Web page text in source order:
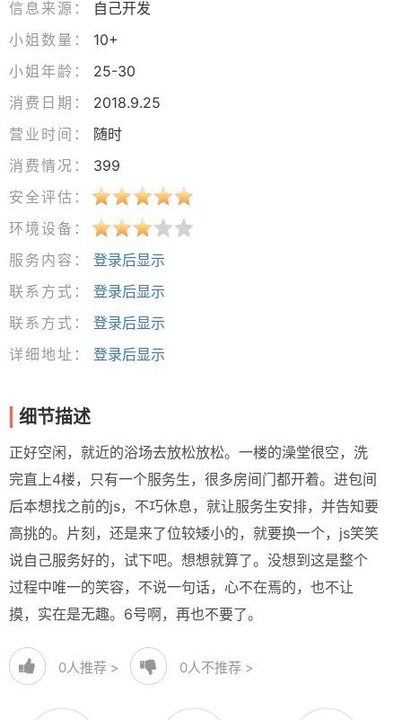
信息来源：
自己开发
小姐数量：
10+
小姐年龄：
25-30
消费日期：
2018.9.25
营业时间：
随时
消费情况：
399
安全评估：
环境设备：
服务内容：
登录后显示
联系方式：
登录后显示
联系方式：
登录后显示
详细地址：
登录后显示
细节描述
正好空闲，就近的浴场去放松放松。一楼的澡堂很空，洗
完直上4楼，只有一个服务生，很多房间门都开着。进包间
后本想找之前的js，不巧休息，就让服务生安排，并告知要
高挑的。片刻，还是来了位较矮小的，就要换一个，js笑笑
说自己服务好的，试下吧。想想就算了。没想到这是整个
过程中唯一的笑容，不说一句话，心不在焉的，也不让
摸，实在是无趣。6号啊，再也不要了。
0人推荐 > 0人不推荐 >